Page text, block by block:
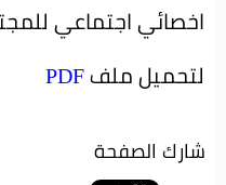
اخصائي اجتماعي
لتحميل ملفPDF
شارك الصفحة